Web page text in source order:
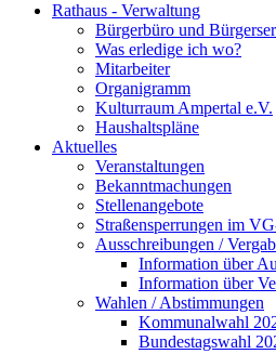
Rathaus - Verwaltung
Bürgerbüro und
Was erledige ich wo?
Mitarbeiter
Organigramm
Kulturraum Ampertal e.V.
Haushaltspläne
Aktuelles
Veranstaltungen
Bekanntmachungen
Stellenangebote
Straßensperrungen im
Ausschreibungen /
Information über
Information über
Wahlen / Abstimmungen
Kommunalwahl
Bundestagswahl